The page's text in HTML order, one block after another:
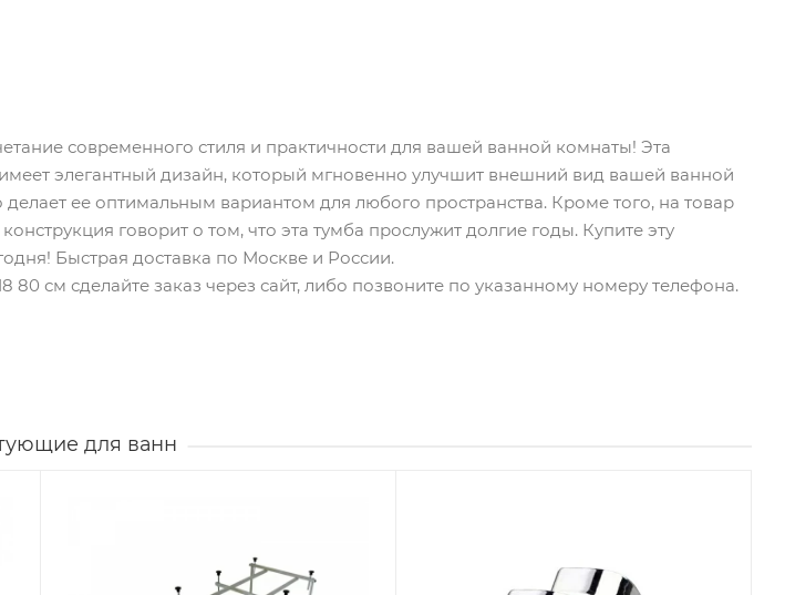
современного стиля и практичности для вашей ванной комнаты! Эта
элегантный дизайн, который мгновенно улучшит внешний вид вашей ванной
ее оптимальным вариантом для любого пространства. Кроме того, на товар
говорит о том, что эта тумба прослужит долгие годы. Купите эту
Быстрая доставка по Москве и России.
см сделайте заказ через сайт, либо позвоните по указанному номеру телефона.
для ванн